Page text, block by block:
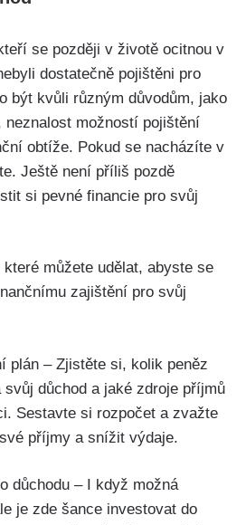
se později v životě ocitnou v
dostatečně pojištěni pro
být kvůli různým důvodům, jako
neznalost možností pojištění
obtíže. Pokud se nacházíte v
Ještě není příliš pozdě
si pevné financie pro svůj
můžete udělat, abyste se
zajištění pro svůj
plán – Zjistěte si, kolik peněz
svůj důchod a jaké zdroje příjmů
Sestavte si rozpočet a zvažte
příjmy a snížit výdaje.
důchodu – I když možná
je zde šance investovat do